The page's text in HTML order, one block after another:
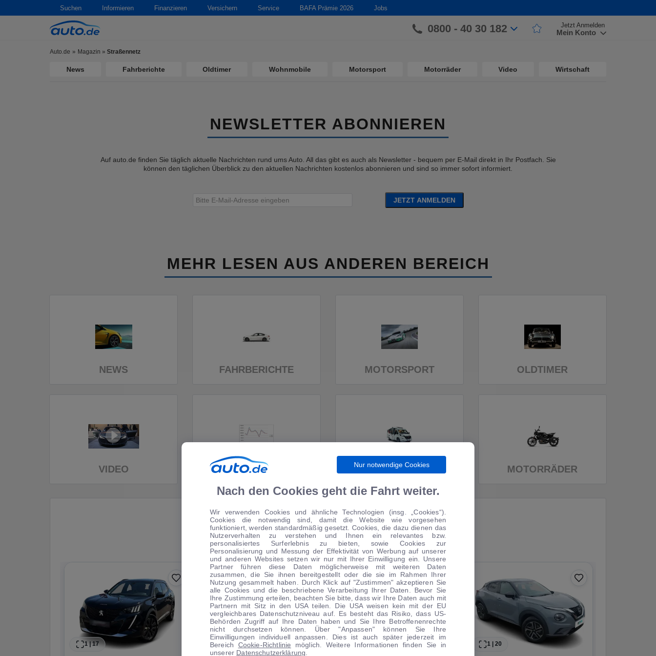
Suchen Informieren Finanzieren Versichern Service BAFA Prämie 2026 Jobs
0800 - 40 30 182 Jetzt Anmelden
Mein Konto
Auto.de Magazin » Straßennetz
News Fahrberichte Oldtimer Wohnmobile Motorsport Motorräder Video Wirtschaft
NEWSLETTER ABONNIEREN
Auf auto.de finden Sie täglich aktuelle Nachrichten rund ums Auto. All das gibt es auch als Newsletter - bequem per E-Mail direkt in Ihr Postfach. Sie
können den täglichen Überblick zu den aktuellen Nachrichten kostenlos abonnieren und sind so immer sofort informiert.
JETZT ANMELDEN
MEHR LESEN AUS ANDEREN BEREICH
NEWS FAHRBERICHTE MOTORSPORT OLDTIMER
VIDEO WIRTSCHAFT WOHNMOBILE MOTORRÄDER
TIPPS VOM AUTOMARKT
1|17 1|13 1 |25 1 20
Nur notwendige Cookies
Nach den Cookies geht die Fahrt weiter.
Wir verwenden Cookies und ähnliche Technologien (insg. „Cookies“).
Cookies die notwendig sind, damit die Website wie vorgesehen
funktioniert, werden standardmäßig gesetzt. Cookies, die dazu dienen das
Nutzerverhalten zu verstehen und Ihnen ein relevantes bzw.
personalisiertes Surferlebnis zu bieten, sowie Cookies zur
Personalisierung und Messung der Effektivität von Werbung auf unserer
und anderen Websites setzen wir nur mit Ihrer Einwilligung ein. Unsere
Partner führen diese Daten möglicherweise mit weiteren Daten
zusammen, die Sie ihnen bereitgestellt oder die sie im Rahmen Ihrer
Nutzung gesammelt haben. Durch Klick auf "Zustimmen" akzeptieren Sie
alle Cookies und die beschriebene Verarbeitung Ihrer Daten. Bevor Sie
Ihre Zustimmung erteilen, beachten Sie bitte, dass wir Ihre Daten auch mit
Partnern mit Sitz in den USA teilen. Die USA weisen kein mit der EU
vergleichbares Datenschutzniveau auf. Es besteht das Risiko, dass US-
Behörden Zugriff auf Ihre Daten haben und Sie Ihre Betroffenenrechte
nicht durchsetzen können. Über "Anpassen" können Sie Ihre
Einwilligungen individuell anpassen. Dies ist auch später jederzeit im
Bereich Cookie-Richtlinie möglich. Weitere Informationen finden Sie in
unserer Datenschutzerklärung